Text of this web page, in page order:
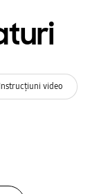
Instrucţiuni video